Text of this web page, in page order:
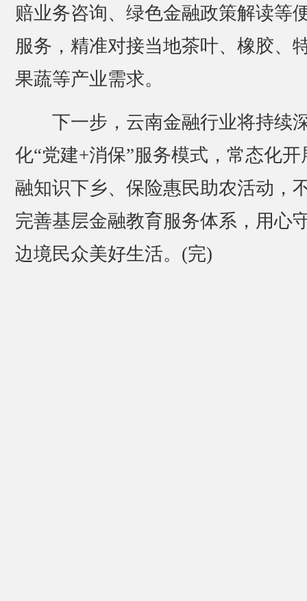
赔业务咨询、绿色金融政策解读等
服务，精准对接当地茶叶、橡胶、
果蔬等产业需求。
下一步，云南金融行业将持续
化“党建+消保”服务模式，常态化开
融知识下乡、保险惠民助农活动，
完善基层金融教育服务体系，用心
边境民众美好生活。(完)